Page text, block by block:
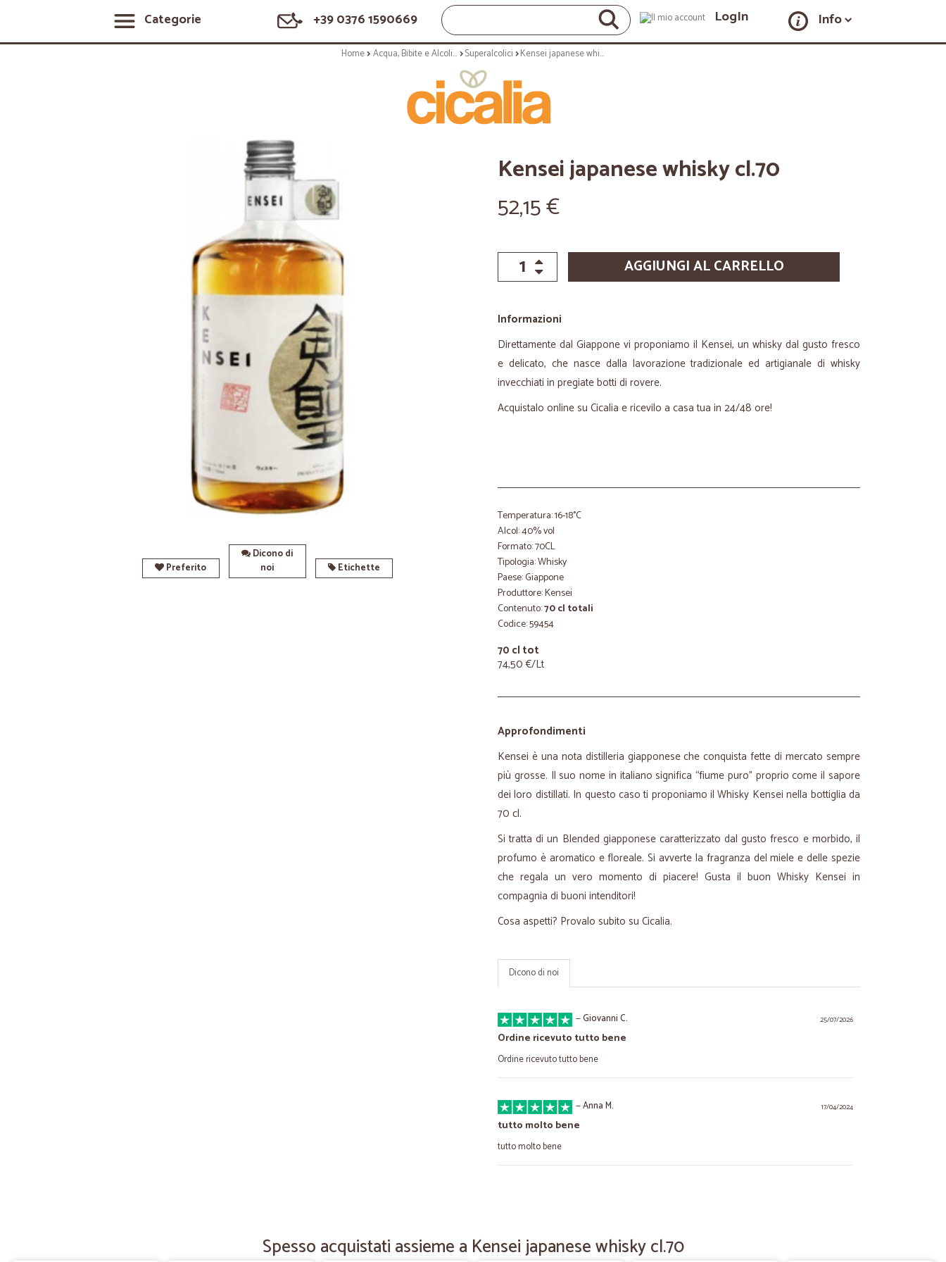
Categorie +39 0376 1590669 LogIn Info
Home Acqua, Bibite e Alcolici Superalcolici Kensei japanese whisky cl.70
Preferito
Dicono di
noi
Etichette
Kensei japanese whisky cl.70
52,15 €
AGGIUNGI AL CARRELLO
Informazioni
Direttamente dal Giappone vi proponiamo il Kensei, un whisky dal gusto fresco
e delicato, che nasce dalla lavorazione tradizionale ed artigianale di whisky
invecchiati in pregiate botti di rovere.
Acquistalo online su Cicalia e ricevilo a casa tua in 24/48 ore!
Temperatura: 16-18°C
Alcol: 40% vol
Formato: 70CL
Tipologia: Whisky
Paese: Giappone
Produttore: Kensei
Contenuto:70 cl totali
Codice: 59454
70 cl tot
74,50 €/Lt
Approfondimenti
Kensei è una nota distilleria giapponese che conquista fette di mercato sempre
più grosse. Il suo nome in italiano significa “fiume puro” proprio come il sapore
dei loro distillati. In questo caso ti proponiamo il Whisky Kensei nella bottiglia da
70 cl.
Si tratta di un Blended giapponese caratterizzato dal gusto fresco e morbido, il
profumo è aromatico e floreale. Si avverte la fragranza del miele e delle spezie
che regala un vero momento di piacere! Gusta il buon Whisky Kensei in
compagnia di buoni intenditori!
Cosa aspetti? Provalo subito su Cicalia.
Dicono di noi
25/07/2026
—Giovanni C.
Ordine ricevuto tutto bene
Ordine ricevuto tutto bene
17/04/2024
—Anna M.
tutto molto bene
tutto molto bene
Spesso acquistati assieme a Kensei japanese whisky cl.70